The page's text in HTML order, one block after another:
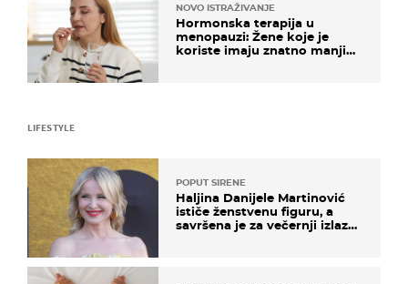
NOVO ISTRAŽIVANJE
Hormonska terapija u
menopauzi: Žene koje je
koriste imaju znatno manji
LIFESTYLE
POPUT SIRENE
Haljina Danijele Martinović
ističe ženstvenu figuru, a
savršena je za večernji izlazak